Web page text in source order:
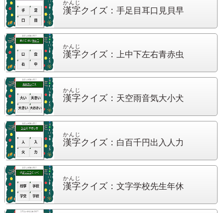
漢字
かんじ
クイズ： 手足目耳口見貝早
漢字
かんじ
クイズ： 上中下左右青赤虫
漢字
かんじ
クイズ： 天空雨音気大小犬
漢字
かんじ
クイズ： 白百千円出入人力
漢字
かんじ
クイズ： 文字学校先生年休